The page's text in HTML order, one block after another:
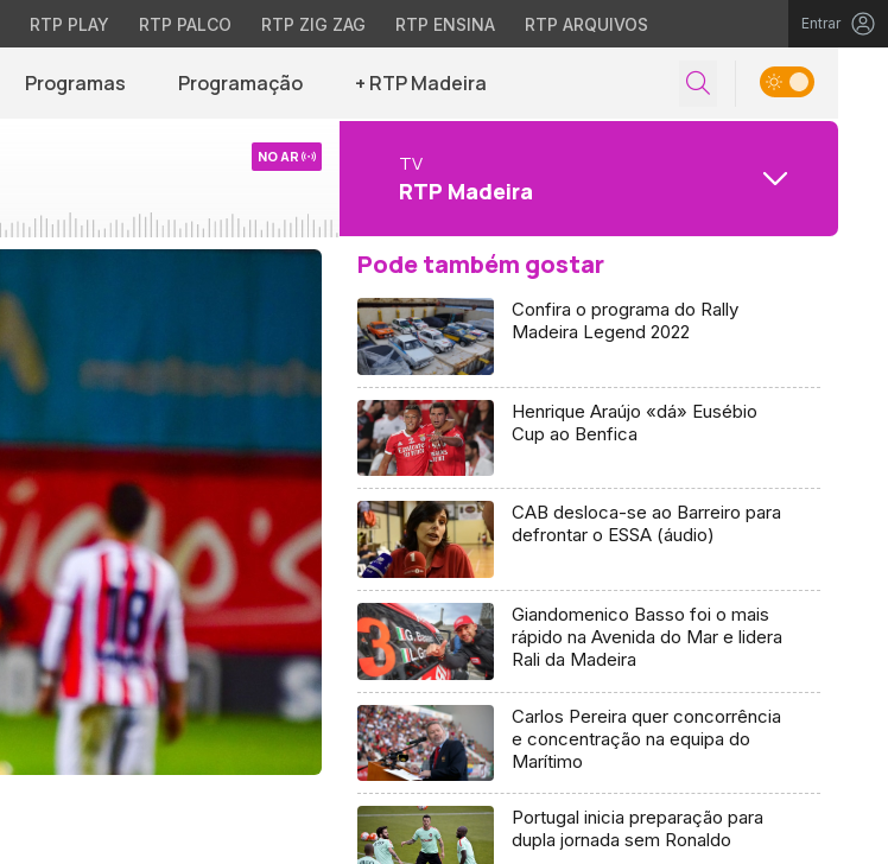
RTP PLAY RTP PALCO RTP ZIG ZAG RTP ENSINA RTP ARQUIVOS Entrar
Programas Programação + RTP Madeira
NO AR TV
RTP Madeira
Pode também gostar
Confira o programa do Rally
Madeira Legend 2022
Henrique Araújo «dá» Eusébio
Cup ao Benfica
CAB desloca-se ao Barreiro para
defrontar o ESSA (áudio)
Giandomenico Basso foi o mais
rápido na Avenida do Mar e lidera
Rali da Madeira
Carlos Pereira quer concorrência
e concentração na equipa do
Marítimo
Portugal inicia preparação para
dupla jornada sem Ronaldo